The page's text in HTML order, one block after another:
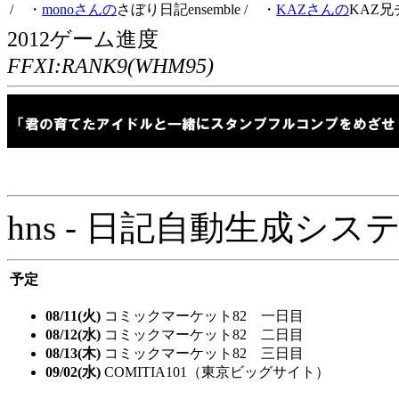
/ ・ monoさんのさぼり日記ensemble / ・ KAZさんのKAZ兄
2012ゲーム進度
FFXI:RANK9(WHM95)
hns - 日記自動生成シス
予定
08/11(火) コミックマーケット82 一日目
08/12(水) コミックマーケット82 二日目
08/13(木) コミックマーケット82 三日目
09/02(水) COMITIA101（東京ビッグサイト）